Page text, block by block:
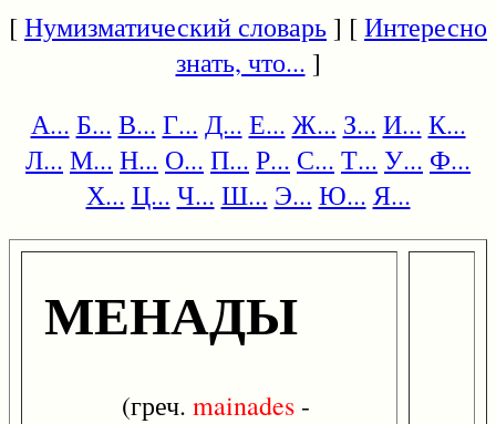
[Нумизматический словарь] [Интересно
знать, что... ]
А... Б... В... Г... Д... Е... Ж... З... И... К...
Л... М... Н... О... П... Р... С... Т... У... Ф...
Х... Ц... Ч... Ш... Э... Ю... Я...
МЕНАДЫ
(греч. mainades -